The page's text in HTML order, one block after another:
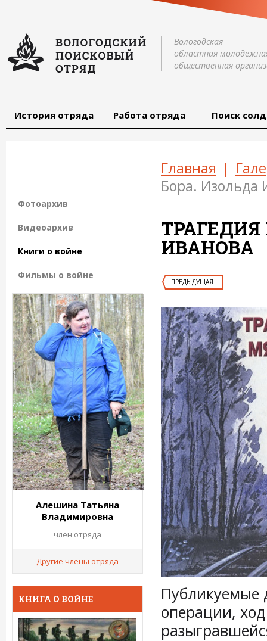
Вологодская
областная
общественная
История отряда Работа отряда Поиск
Главная |
Бора. Изольда
ИВАНОВА
ПРЕДЫДУЩАЯ
Публикуемые
операции,
Фотоархив
Видеоархив
Книги о войне
Фильмы о войне
Алешина Татьяна
Владимировна
член отряда
Другие члены отряда
КНИГА О ВОЙНЕ